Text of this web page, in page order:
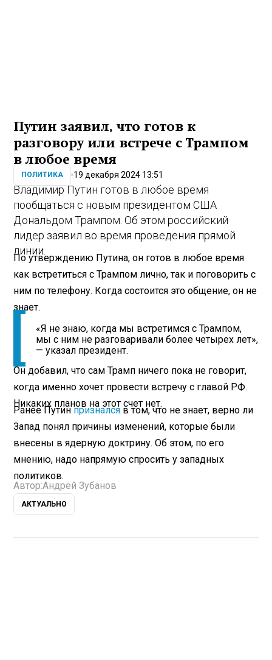
Путин заявил, что готов к
разговору или встрече с Трампом
в любое время
ПОЛИТИКА 19 декабря 2024 13:51
Владимир Путин готов в любое время
пообщаться с новым президентом США
Дональдом Трампом. Об этом российский
лидер заявил во время проведения прямой
линии.
По утверждению Путина, он готов в любое время
как встретиться с Трампом лично, так и поговорить с
ним по телефону. Когда состоится это общение, он не
знает.
«Я не знаю, когда мы встретимся с Трампом,
мы с ним не разговаривали более четырех лет»,
— указал президент.
Он добавил, что сам Трамп ничего пока не говорит,
когда именно хочет провести встречу с главой РФ.
Никаких планов на этот счет нет.
Ранее Путинпризнался в том, что не знает, верно ли
Запад понял причины изменений, которые были
внесены в ядерную доктрину. Об этом, по его
мнению, надо напрямую спросить у западных
политиков.
Автор:Андрей Зубанов
АКТУАЛЬНО